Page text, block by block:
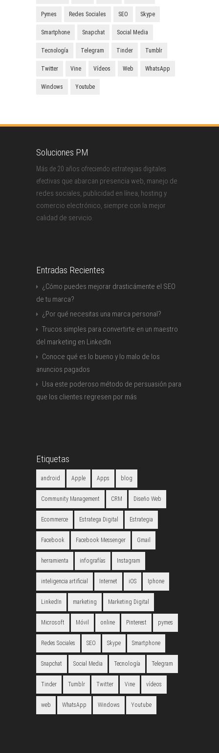
Pymes Redes Sociales SEO Skype
Smartphone Snapchat Social Media
Tecnología Telegram Tinder Tumblr
Twitter Vine Vídeos Web WhatsApp
Windows Youtube
Soluciones PM
Más de 20 años ofreciendo estrategias digitales
efectivas que abarcan presencia web, manejo de
redes sociales, publicidad en línea, hosting y
comercio electrónico, siempre con la mejor
calidad de servicio.
Entradas Recientes
¿Cómo puedes mejorar drasticámente el SEO
de tu marca?
¿Por qué necesitas una marca personal?
Trucos simples para convertirte en un maestro
del marketing en LinkedIn
Conoce qué es lo bueno y lo malo de los
anuncios pagados
Usa este poderoso método de persuasión para
que los clientes regresen por más
Etiquetas
android Apple Apps blog
Community Management CRM Diseño Web
Ecommerce Estratega Digital Estrategia
Facebook Facebook Messenger Gmail
herramienta infografías Instagram
inteligencia artificial Internet iOS Iphone
LinkedIn marketing Marketing Digital
Microsoft Móvil online Pinterest pymes
Redes Sociales SEO Skype Smartphone
Snapchat Social Media Tecnología Telegram
Tinder Tumblr Twitter Vine vídeos
web WhatsApp Windows Youtube